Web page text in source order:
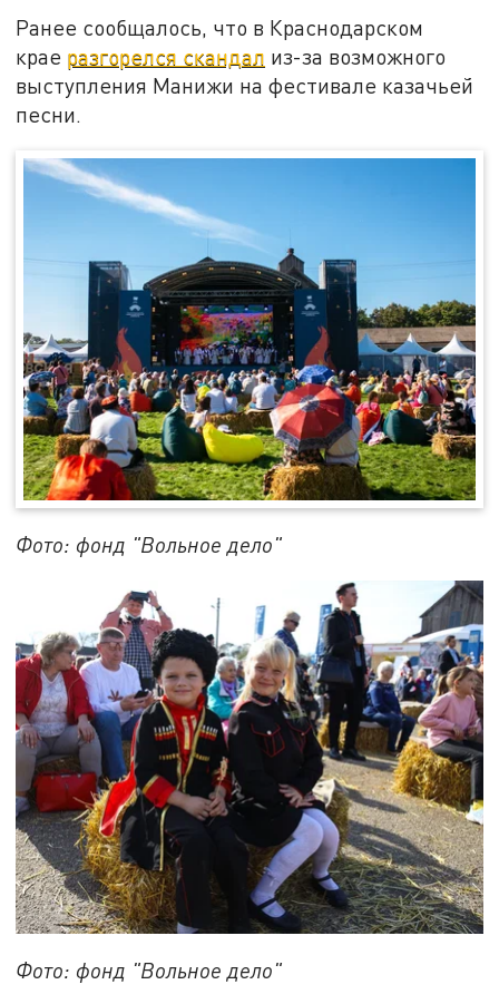
Ранее сообщалось, что в Краснодарском
крае разгорелся скандал из-за возможного
выступления Манижи на фестивале казачьей
песни.
Фото: фонд "Вольное дело"
Фото: фонд "Вольное дело"